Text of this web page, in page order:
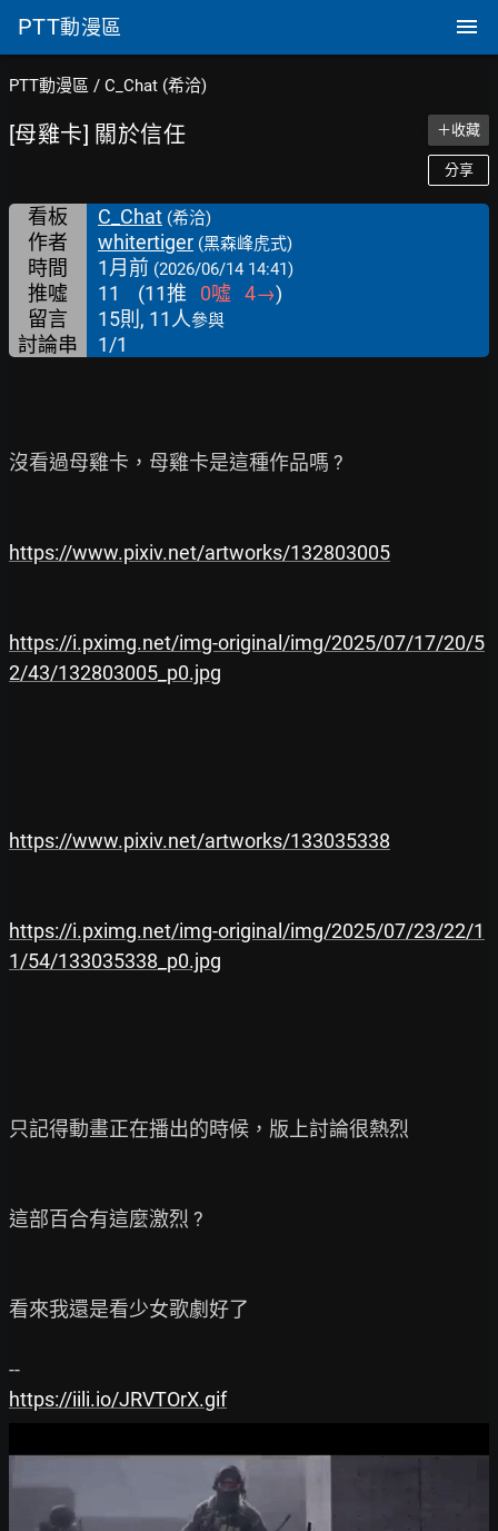
PTT動漫區
PTT動漫區 / C_Chat (希洽)
[母雞卡] 關於信任 ＋收藏
分享
看板 C_Chat (希洽)
作者 whitertiger (黑森峰虎式)
時間 1月前 (2026/06/14 14:41)
推噓 11 (11推 0噓 4→)
留言
15則, 11人參與
討論串 1/1
沒看過母雞卡，母雞卡是這種作品嗎 ?
https://www.pixiv.net/artworks/132803005
https://i.pximg.net/img-original/img/2025/07/17/20/5
2/43/132803005_p0.jpg
https://www.pixiv.net/artworks/133035338
https://i.pximg.net/img-original/img/2025/07/23/22/1
1/54/133035338_p0.jpg
只記得動畫正在播出的時候，版上討論很熱烈
這部百合有這麼激烈 ?
看來我還是看少女歌劇好了
https://iili.io/JRVTOrX.gif